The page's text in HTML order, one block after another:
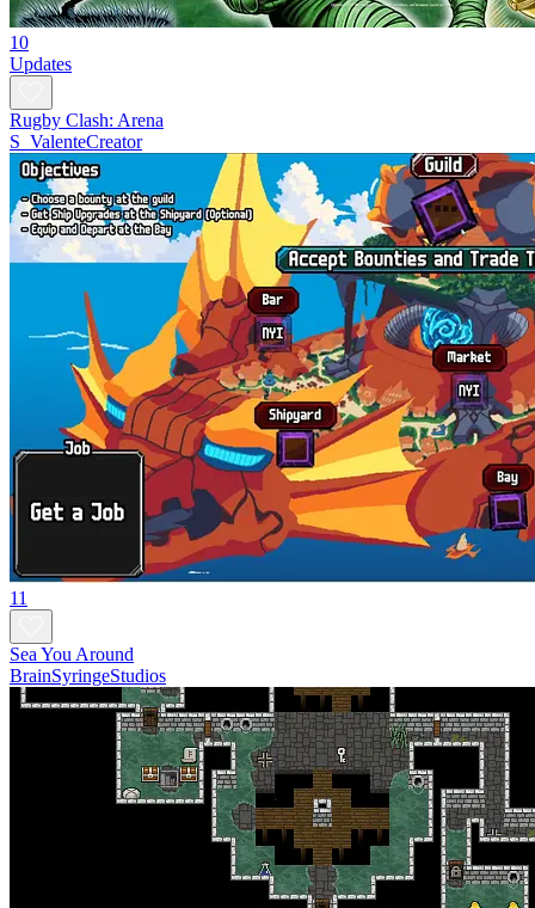
10
Updates
Rugby Clash: Arena
S_ValenteCreator
11
Sea You Around
BrainSyringeStudios